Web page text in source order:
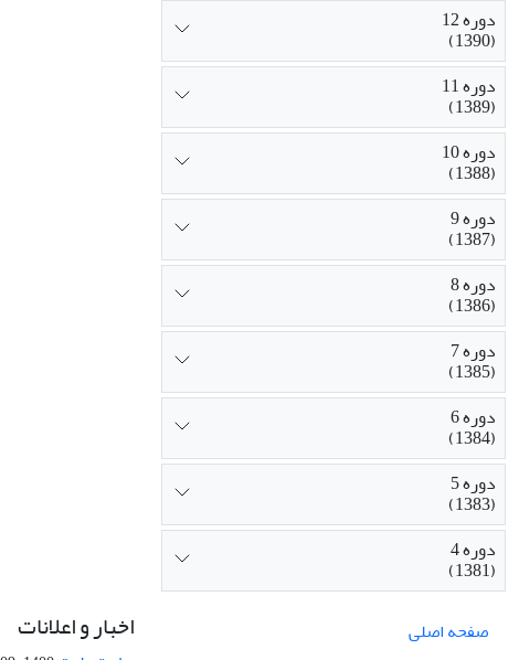
دوره 12
(1390)
دوره 11
(1389)
دوره 10
(1388)
دوره 9
(1387)
دوره 8
(1386)
دوره 7
(1385)
دوره 6
(1384)
دوره 5
(1383)
دوره 4
(1381)
صفحه اصلی
اخبار و اعلانات